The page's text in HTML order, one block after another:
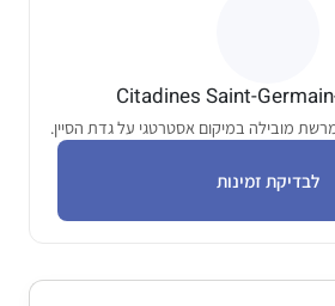
Citadines Saint-
מובילה במיקום אסטרטגי על גדת הסיין.
לבדיקת זמינות